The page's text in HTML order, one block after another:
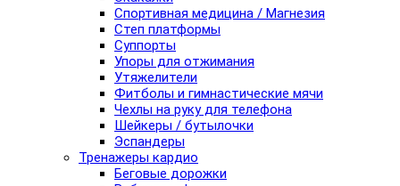
Спортивная медицина / Магнезия
Степ платформы
Суппорты
Упоры для отжимания
Утяжелители
Фитболы и гимнастические мячи
Чехлы на руку для телефона
Шейкеры / бутылочки
Эспандеры
Тренажеры кардио
Беговые дорожки